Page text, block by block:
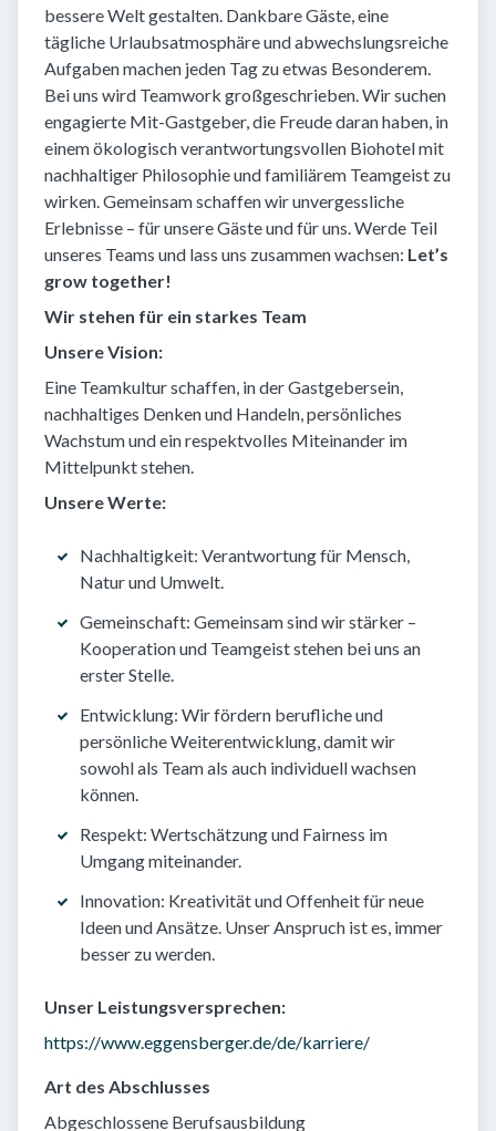
bessere Welt gestalten. Dankbare Gäste, eine
tägliche Urlaubsatmosphäre und abwechslungsreiche
Aufgaben machen jeden Tag zu etwas Besonderem.
Bei uns wird Teamwork großgeschrieben. Wir suchen
engagierte Mit-Gastgeber, die Freude daran haben, in
einem ökologisch verantwortungsvollen Biohotel mit
nachhaltiger Philosophie und familiärem Teamgeist zu
wirken. Gemeinsam schaffen wir unvergessliche
Erlebnisse – für unsere Gäste und für uns. Werde Teil
unseres Teams und lass uns zusammen wachsen: Let’s
grow together!
Wir stehen für ein starkes Team
Unsere Vision:
Eine Teamkultur schaffen, in der Gastgebersein,
nachhaltiges Denken und Handeln, persönliches
Wachstum und ein respektvolles Miteinander im
Mittelpunkt stehen.
Unsere Werte:
Nachhaltigkeit: Verantwortung für Mensch,
Natur und Umwelt.
Gemeinschaft: Gemeinsam sind wir stärker –
Kooperation und Teamgeist stehen bei uns an
erster Stelle.
Entwicklung: Wir fördern berufliche und
persönliche Weiterentwicklung, damit wir
sowohl als Team als auch individuell wachsen
können.
Respekt: Wertschätzung und Fairness im
Umgang miteinander.
Innovation: Kreativität und Offenheit für neue
Ideen und Ansätze. Unser Anspruch ist es, immer
besser zu werden.
Unser Leistungsversprechen:
https://www.eggensberger.de/de/karriere/
Art des Abschlusses
Abgeschlossene Berufsausbildung